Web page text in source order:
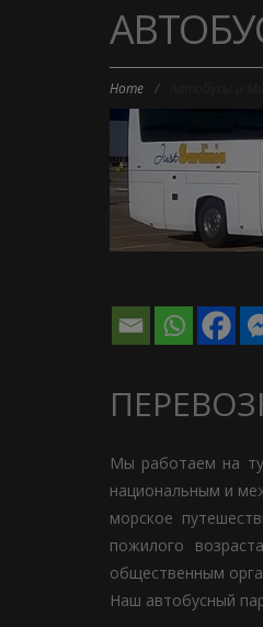
Home /
Мы работаем на
национальным и
морское
пожилого
общественным
Наш автобусный